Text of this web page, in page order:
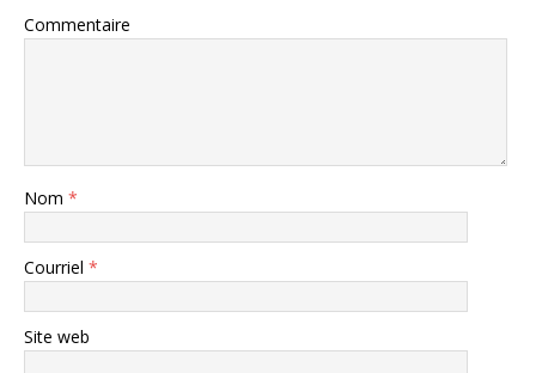
Commentaire
Nom *
Courriel *
Site web